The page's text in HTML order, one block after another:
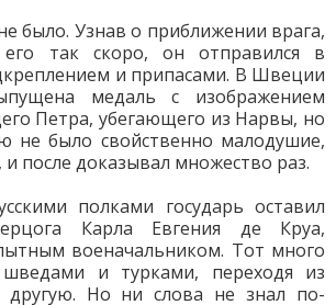
было. Узнав о приближении врага,
так скоро, он отправился в
и припасами. В Швеции
медаль с изображением
Петра, убегающего из Нарвы, но
не было свойственно малодушие,
после доказывал множество раз.
полками государь оставил
Карла Евгения де Круа,
военачальником. Тот много
и турками, переходя из
Но ни слова не знал по-